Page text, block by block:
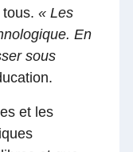
« Les
En
sous
et les